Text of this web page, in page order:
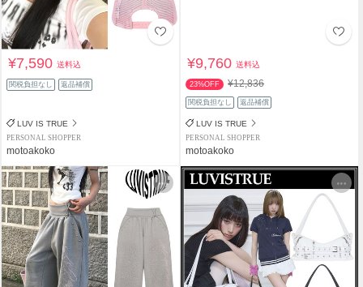
¥7,590送料込
関税負担なし 返品補償
LUV IS TRUE
PERSONAL SHOPPER
motoakoko
¥9,760送料込
23%OFF ¥12,836
関税負担なし 返品補償
LUV IS TRUE
PERSONAL SHOPPER
motoakoko